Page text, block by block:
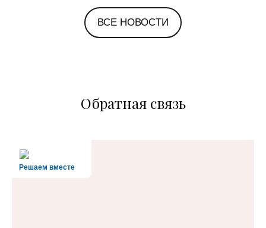
Петербурге и Ярославле
ВСЕ НОВОСТИ
Обратная связь
Решаем вместе